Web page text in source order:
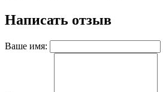
Написать отзыв
Ваше имя: